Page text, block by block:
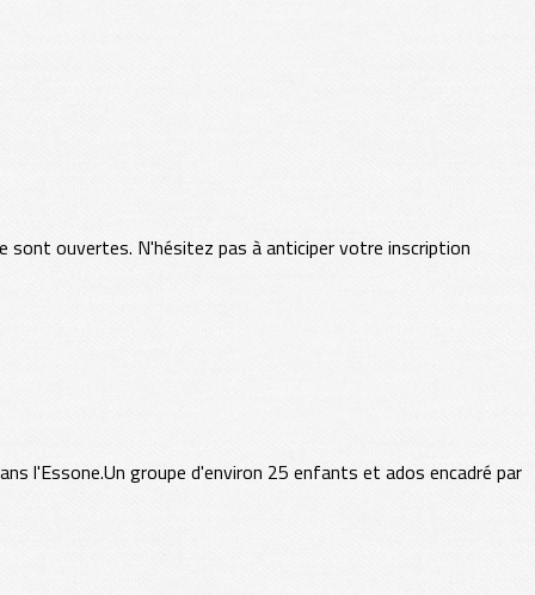
sont ouvertes. N'hésitez pas à anticiper votre inscription
l'Essone.Un groupe d'environ 25 enfants et ados encadré par